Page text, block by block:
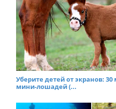
Уберите детей от экранов:
мини-лошадей (...